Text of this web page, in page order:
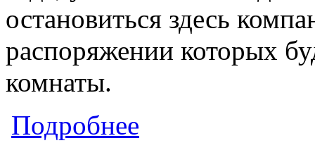
остановиться здесь
распоряжении которых
комнаты.
Подробнее